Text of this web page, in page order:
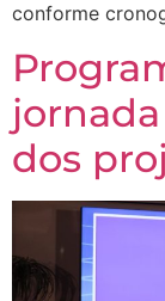
conforme
dos